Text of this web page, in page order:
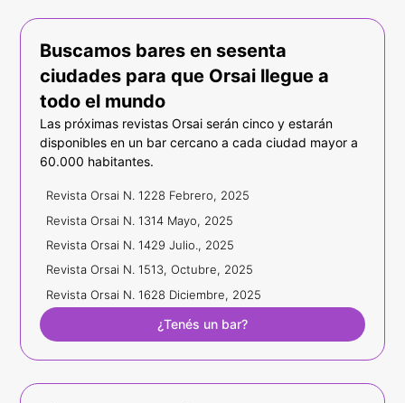
Buscamos bares en sesenta
ciudades para que Orsai llegue a
todo el mundo
Las próximas revistas Orsai serán cinco y estarán
disponibles en un bar cercano a cada ciudad mayor a
60.000 habitantes.
Revista Orsai N. 1228 Febrero, 2025
Revista Orsai N. 1314 Mayo, 2025
Revista Orsai N. 1429 Julio., 2025
Revista Orsai N. 1513, Octubre, 2025
Revista Orsai N. 1628 Diciembre, 2025
¿Tenés un bar?